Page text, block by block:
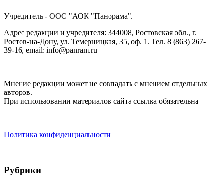
Учредитель - ООО "АОК "Панорама".
Адрес редакции и учредителя: 344008, Ростовская обл., г.
Ростов-на-Дону, ул. Темерницкая, 35, оф. 1. Тел. 8 (863) 267-
39-16, email: info@panram.ru
Мнение редакции может не совпадать с мнением отдельных
авторов.
При использовании материалов сайта ссылка обязательна
Политика конфиденциальности
Рубрики